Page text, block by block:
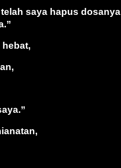
saya hapus dosanya